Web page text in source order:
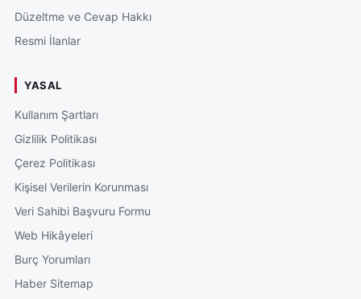
Düzeltme ve Cevap Hakkı
Resmi İlanlar
YASAL
Kullanım Şartları
Gizlilik Politikası
Çerez Politikası
Kişisel Verilerin Korunması
Veri Sahibi Başvuru Formu
Web Hikâyeleri
Burç Yorumları
Haber Sitemap